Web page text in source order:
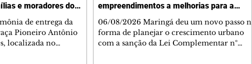
e moradores do
de entrega da
Pioneiro Antônio
localizada no
empreendimentos a melhorias para a
cidade
06/08/2026 Maringá deu um novo passo na
forma de planejar o crescimento urbano
com a sanção da Lei Complementar nº